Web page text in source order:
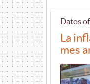
Datos
La
mes